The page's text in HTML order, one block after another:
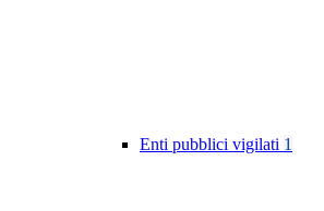
Enti pubblici vigilati 1